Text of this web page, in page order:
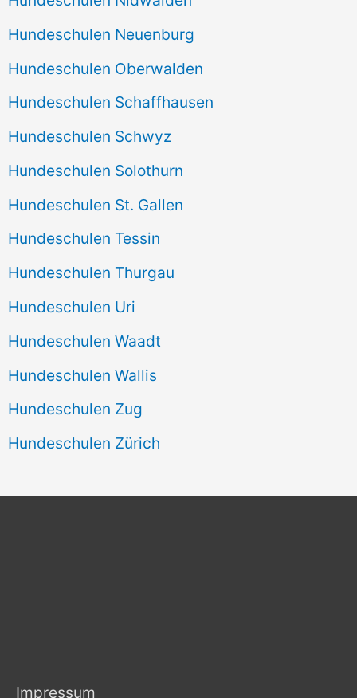
Hundeschulen Neuenburg
Hundeschulen Oberwalden
Hundeschulen Schaffhausen
Hundeschulen Schwyz
Hundeschulen Solothurn
Hundeschulen St. Gallen
Hundeschulen Tessin
Hundeschulen Thurgau
Hundeschulen Uri
Hundeschulen Waadt
Hundeschulen Wallis
Hundeschulen Zug
Hundeschulen Zürich
Impressum